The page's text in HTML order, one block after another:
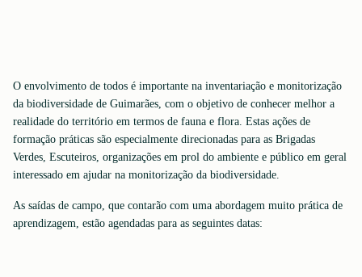
O envolvimento de todos é importante na inventariação e monitorização
da biodiversidade de Guimarães, com o objetivo de conhecer melhor a
realidade do território em termos de fauna e flora. Estas ações de
formação práticas são especialmente direcionadas para as Brigadas
Verdes, Escuteiros, organizações em prol do ambiente e público em geral
interessado em ajudar na monitorização da biodiversidade.
As saídas de campo, que contarão com uma abordagem muito prática de
aprendizagem, estão agendadas para as seguintes datas: